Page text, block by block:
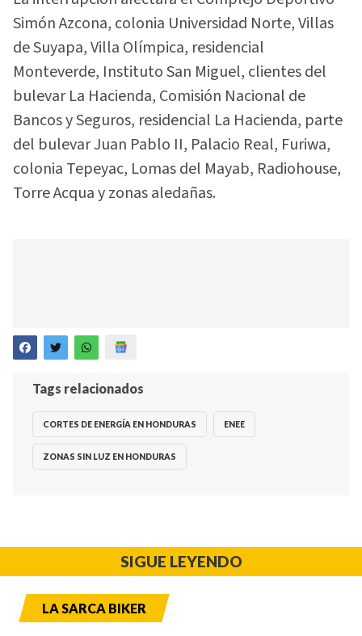
Simón Azcona, colonia Universidad Norte, Villas
de Suyapa, Villa Olímpica, residencial
Monteverde, Instituto San Miguel, clientes del
bulevar La Hacienda, Comisión Nacional de
Bancos y Seguros, residencial La Hacienda, parte
del bulevar Juan Pablo II, Palacio Real, Furiwa,
colonia Tepeyac, Lomas del Mayab, Radiohouse,
Torre Acqua y zonas aledañas.
Tags relacionados
CORTES DE ENERGÍA EN HONDURAS ENEE
ZONAS SIN LUZ EN HONDURAS
SIGUE LEYENDO
LA SARCA BIKER